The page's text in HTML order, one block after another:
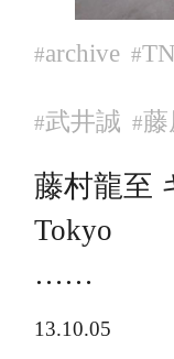
#archive #
#武井誠 #藤
藤村龍至
Tokyo
……
13.10.05